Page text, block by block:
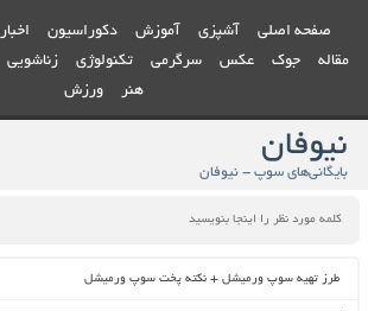
صفحه اصلی آشپزی آموزش دکوراسیون اخبار
مقاله
جوک عکس سرگرمی تکنولوژی زناشویی
هنر
ورزش
نیوفان
بایگانی‌های سوپ - نیوفان
طرز تهیه سوپ ورمیشل + نکته پخت سوپ ورمیشل